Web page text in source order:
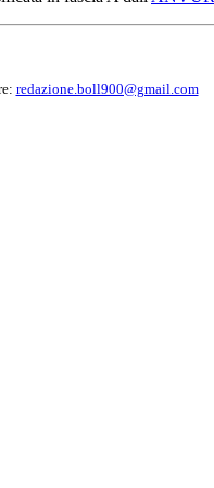
redazione.boll900@gmail.com